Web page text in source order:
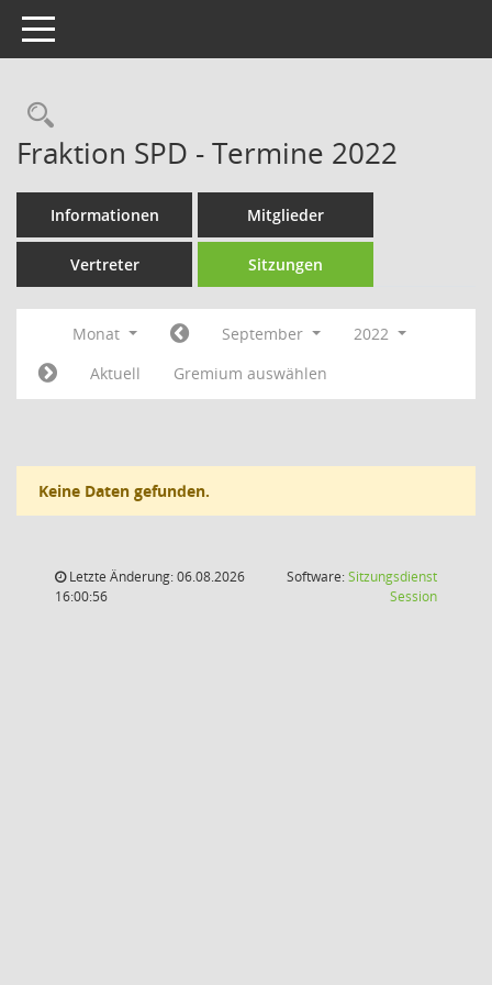
Toggle navigation
Rechercheauswahl
Fraktion SPD - Termine 2022
Informationen Mitglieder
Vertreter Sitzungen
Monat September
2022
Aktuell
Gremium auswählen
Keine Daten gefunden.
Letzte Änderung: 06.08.2026
16:00:56
Software:Sitzungsdienst
Session(Wird in